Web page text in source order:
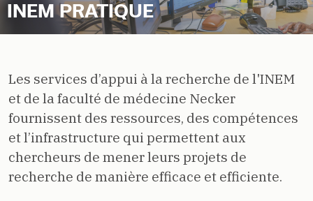
INEM PRATIQUE
Les services d’appui à la recherche de l'INEM
et de la faculté de médecine Necker
fournissent des ressources, des compétences
et l’infrastructure qui permettent aux
chercheurs de mener leurs projets de
recherche de manière efficace et efficiente.